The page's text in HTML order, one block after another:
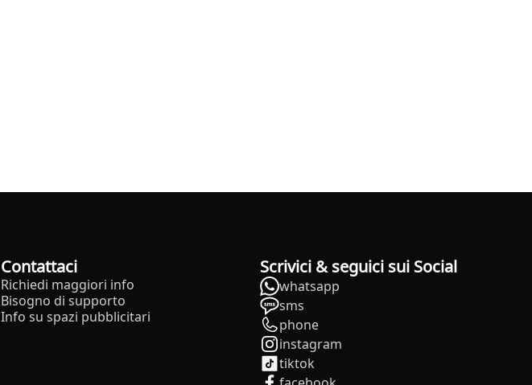
Contattaci
Richiedi maggiori info
Bisogno di supporto
Info su spazi pubblicitari
Scrivici & seguici sui Social
whatsapp
sms
phone
instagram
tiktok